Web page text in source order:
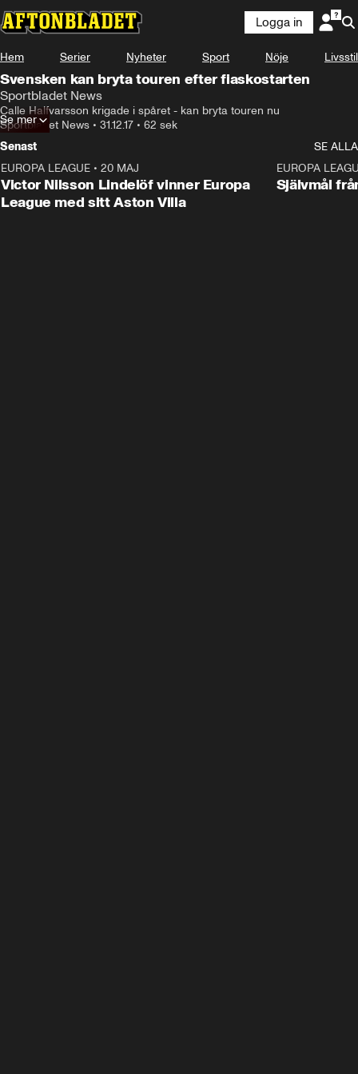
Logga in
Hem Serier Nyheter Sport Nöje Livsstil
Svensken kan bryta touren efter fiaskostarten
Sportbladet News
Calle Halfvarsson krigade i spåret - kan bryta touren nu
Sportbladet News • 31.12.17 • 62 sek
Se mer
Senast
SE ALLA
EUROPA LEAGUE • 20 MAJ
Victor Nilsson Lindelöf vinner Europa
League med sitt Aston Villa
EUROPA
Självmål